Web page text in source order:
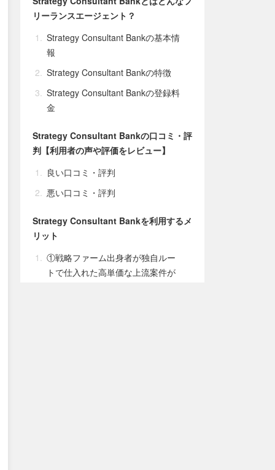
リーランスエージェント？
Strategy Consultant Bankの基本情
報
Strategy Consultant Bankの特徴
Strategy Consultant Bankの登録料
金
Strategy Consultant Bankの口コミ・評
判【利用者の声や評価をレビュー】
良い口コミ・評判
悪い口コミ・評判
Strategy Consultant Bankを利用するメ
リット
①戦略ファーム出身者が独自ルー
トで仕入れた高単価な上流案件が